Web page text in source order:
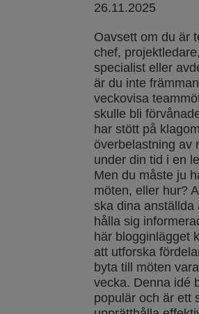
26.11.2025
Oavsett om du är
chef,
specialist eller
är du inte
veckovisa
skulle bli
har stött på
överbelastning av
under din tid i en
Men du måste ju
möten, eller hur?
ska dina anställda
hålla sig
här blogginlägget
att utforska
byta till möten
vecka. Denna idé
populär och är ett